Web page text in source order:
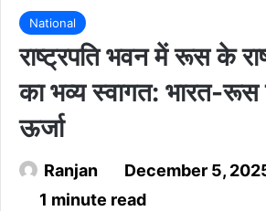
National
राष्ट्रपति भवन में रूस के
का भव्य स्वागत: भारत-रूस
ऊर्जा
Ranjan December 5,
1 minute read